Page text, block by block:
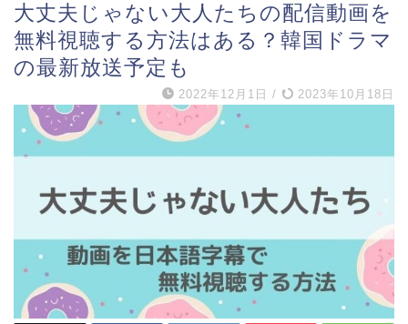
大丈夫じゃない大人たちの配信動画を
無料視聴する方法はある？韓国ドラマ
の最新放送予定も
2022年12月1日 / 2023年10月18日